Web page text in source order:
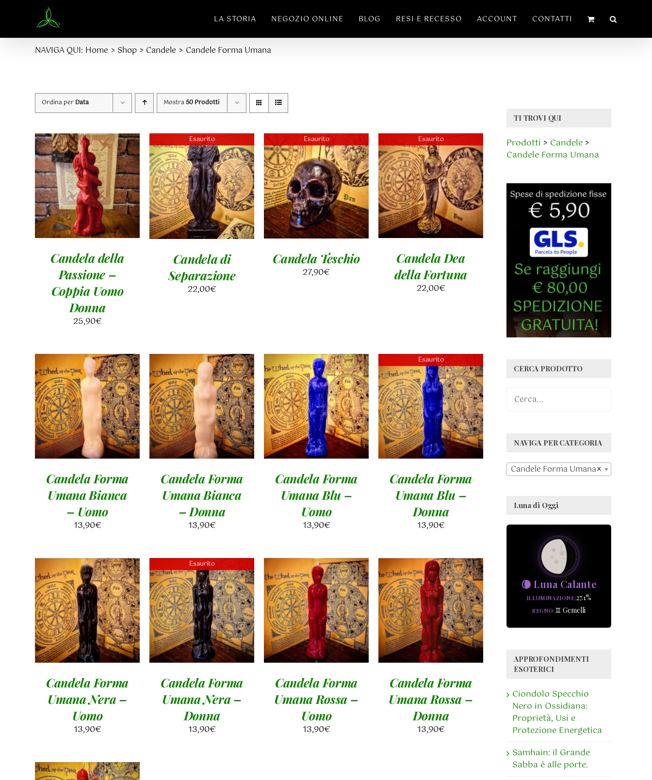
contenuto
LA STORIA NEGOZIO ONLINE BLOG RESI E RECESSO ACCOUNT CONTATTI
NAVIGA QUI: Home Shop Candele Candele Forma Umana
Ordina per Data Mostra50 Prodotti
AGGIUNGI AL
CARRELLO
/
DETTAGLI
Candela della
Passione –
Coppia Uomo
Donna
25,90€
Esaurito
DETTAGLI
Candela di
Separazione
22,00€
Esaurito
DETTAGLI
Candela Teschio
27,90€
Esaurito
Valutato
5.00su 5
DETTAGLI
Candela Dea
della Fortuna
22,00€
AGGIUNGI AL
CARRELLO
/
DETTAGLI
Candela Forma
Umana Bianca
– Uomo
13,90€
AGGIUNGI AL
CARRELLO
/
DETTAGLI
Candela Forma
Umana Bianca
– Donna
13,90€
AGGIUNGI AL
CARRELLO
/
DETTAGLI
Candela Forma
Umana Blu –
Uomo
13,90€
Esaurito
DETTAGLI
Candela Forma
Umana Blu –
Donna
13,90€
AGGIUNGI AL
CARRELLO
/
DETTAGLI
Candela Forma
Umana Nera –
Uomo
13,90€
Esaurito
DETTAGLI
Candela Forma
Umana Nera –
Donna
13,90€
AGGIUNGI AL
CARRELLO
/
DETTAGLI
Candela Forma
Umana Rossa –
Uomo
13,90€
AGGIUNGI AL
CARRELLO
/
DETTAGLI
Candela Forma
Umana Rossa –
Donna
13,90€
TI TROVI QUI
Prodotti > Candele >
Candele Forma Umana
CERCA PRODOTTO
NAVIGA PER CATEGORIA
×
Candele Forma Umana
Luna di Oggi
🌘 Luna Calante
ILLUMINAZIONE 27.1%
SEGNO ♊ Gemelli
APPROFONDIMENTI
ESOTERICI
Ciondolo Specchio
Nero in Ossidiana:
Proprietà, Usi e
Protezione Energetica
Samhain: il Grande
Sabba è alle porte.